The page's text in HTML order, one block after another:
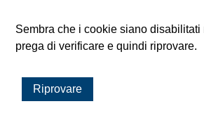
Sembra che i cookie siano disabilitati
prega di verificare e quindi riprovare.
Riprovare